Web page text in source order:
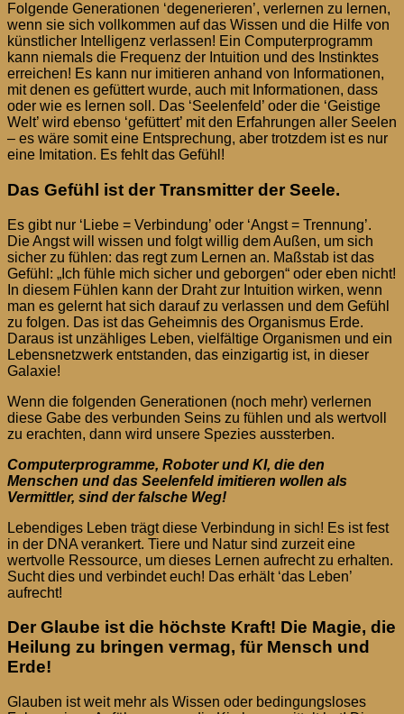
Folgende Generationen ‘degenerieren’, verlernen zu lernen,
wenn sie sich vollkommen auf das Wissen und die Hilfe von
künstlicher Intelligenz verlassen! Ein Computerprogramm
kann niemals die Frequenz der Intuition und des Instinktes
erreichen! Es kann nur imitieren anhand von Informationen,
mit denen es gefüttert wurde, auch mit Informationen, dass
oder wie es lernen soll. Das ‘Seelenfeld’ oder die ‘Geistige
Welt’ wird ebenso ‘gefüttert’ mit den Erfahrungen aller Seelen
– es wäre somit eine Entsprechung, aber trotzdem ist es nur
eine Imitation. Es fehlt das Gefühl!
Das Gefühl ist der Transmitter der Seele.
Es gibt nur ‘Liebe = Verbindung’ oder ‘Angst = Trennung’.
Die Angst will wissen und folgt willig dem Außen, um sich
sicher zu fühlen: das regt zum Lernen an. Maßstab ist das
Gefühl: „Ich fühle mich sicher und geborgen“ oder eben nicht!
In diesem Fühlen kann der Draht zur Intuition wirken, wenn
man es gelernt hat sich darauf zu verlassen und dem Gefühl
zu folgen. Das ist das Geheimnis des Organismus Erde.
Daraus ist unzähliges Leben, vielfältige Organismen und ein
Lebensnetzwerk entstanden, das einzigartig ist, in dieser
Galaxie!
Wenn die folgenden Generationen (noch mehr) verlernen
diese Gabe des verbunden Seins zu fühlen und als wertvoll
zu erachten, dann wird unsere Spezies aussterben.
Computerprogramme, Roboter und KI, die den
Menschen und das Seelenfeld imitieren wollen als
Vermittler, sind der falsche Weg!
Lebendiges Leben trägt diese Verbindung in sich! Es ist fest
in der DNA verankert. Tiere und Natur sind zurzeit eine
wertvolle Ressource, um dieses Lernen aufrecht zu erhalten.
Sucht dies und verbindet euch! Das erhält ‘das Leben’
aufrecht!
Der Glaube ist die höchste Kraft! Die Magie, die
Heilung zu bringen vermag, für Mensch und
Erde!
Glauben ist weit mehr als Wissen oder bedingungsloses